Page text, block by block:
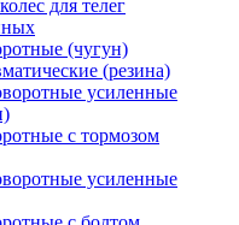
для телег
(чугун)
(резина)
усиленные
c тормозом
усиленные